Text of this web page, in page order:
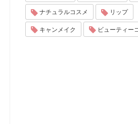
ナチュラルコスメ リップ
キャンメイク ビューティー